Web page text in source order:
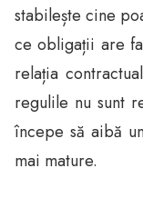
stabilește cine
ce obligații are
relația
regulile nu sunt
începe să aibă
mai mature.